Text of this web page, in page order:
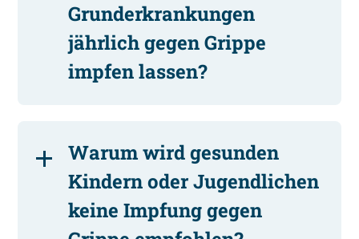
Grunderkrankungen
jährlich gegen Grippe
impfen lassen?
Warum wird gesunden
Kindern oder Jugendlichen
keine Impfung gegen